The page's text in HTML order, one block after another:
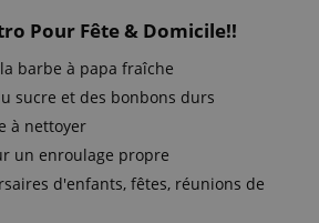
Pour Fête & Domicile!!
barbe à papa fraîche
sucre et des bonbons durs
à nettoyer
un enroulage propre
d'enfants, fêtes, réunions de